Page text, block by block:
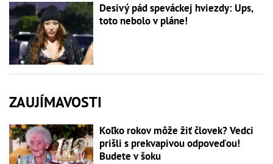
Desivý pád speváckej hviezdy: Ups,
toto nebolo v pláne!
ZAUJÍMAVOSTI
Koľko rokov môže žiť človek? Vedci
prišli s prekvapivou odpoveďou!
Budete v šoku